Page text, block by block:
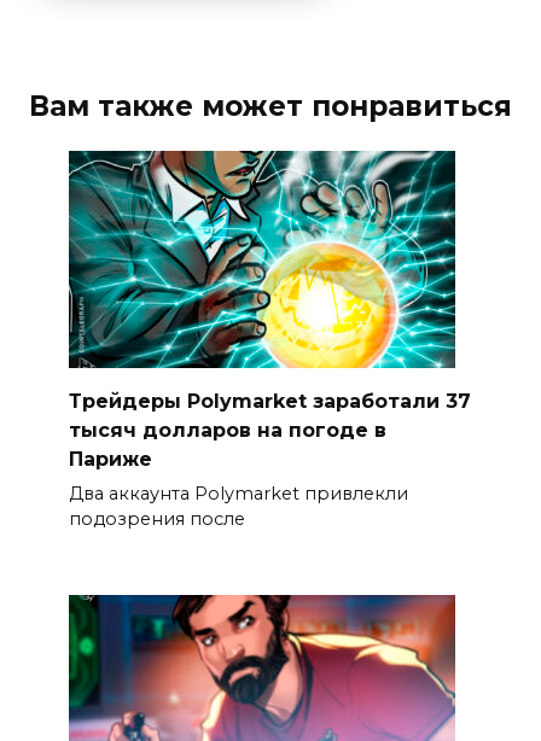
Вам также может понравиться
Трейдеры Polymarket заработали 37
тысяч долларов на погоде в
Париже
Два аккаунта Polymarket привлекли
подозрения после